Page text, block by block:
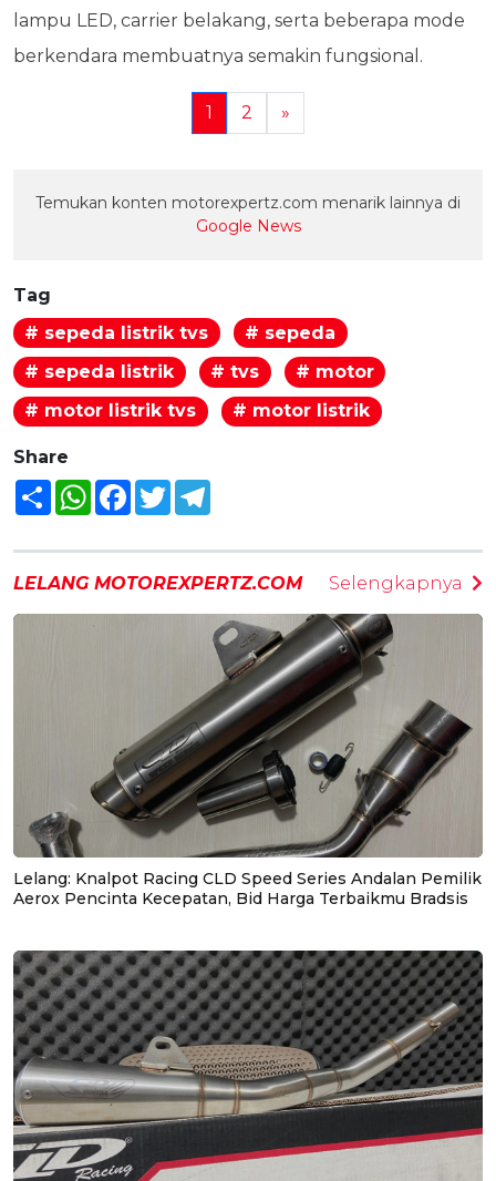
lampu LED, carrier belakang, serta beberapa mode
berkendara membuatnya semakin fungsional.
1 2 »
Temukan konten motorexpertz.com menarik lainnya di
Google News
Tag
# sepeda listrik tvs
# sepeda
# sepeda listrik
# tvs
# motor
# motor listrik tvs
# motor listrik
Share
Share WhatsAppFacebook
Twitter
LELANG MOTOREXPERTZ.COM Selengkapnya
Lelang: Knalpot Racing CLD Speed Series Andalan Pemilik
Aerox Pencinta Kecepatan, Bid Harga Terbaikmu Bradsis